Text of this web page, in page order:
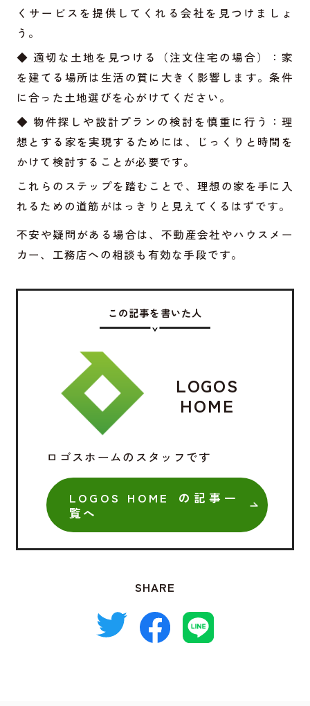
くサービスを提供してくれる会社を見つけましょ
う。
◆ 適切な土地を見つける（注文住宅の場合）：家
を建てる場所は生活の質に大きく影響します。条件
に合った土地選びを心がけてください。
◆ 物件探しや設計プランの検討を慎重に行う：理
想とする家を実現するためには、じっくりと時間を
かけて検討することが必要です。
これらのステップを踏むことで、理想の家を手に入
れるための道筋がはっきりと見えてくるはずです。
不安や疑問がある場合は、不動産会社やハウスメー
カー、工務店への相談も有効な手段です。
この記事を書いた人
LOGOS
HOME
ロゴスホームのスタッフです
LOGOS HOME の記事一
覧へ
SHARE